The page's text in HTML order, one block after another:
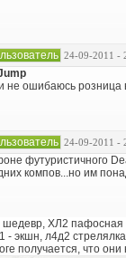
24-09-2011 -
не ошибаюсь розница
24-09-2011 -
футуристичного
компов...но им
ХЛ2 пафосная
- экшн, л4д2
получается, что